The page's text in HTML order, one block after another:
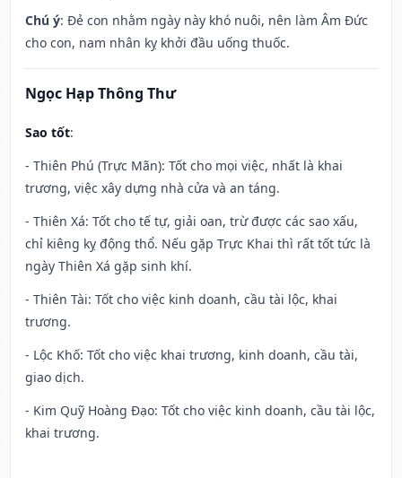
Chú ý: Đẻ con nhằm ngày này khó nuôi, nên làm Âm Đức
cho con, nam nhân kỵ khởi đầu uống thuốc.
Ngọc Hạp Thông Thư
Sao tốt:
- Thiên Phú (Trực Mãn): Tốt cho mọi việc, nhất là khai
trương, việc xây dựng nhà cửa và an táng.
- Thiên Xá: Tốt cho tế tự, giải oan, trừ được các sao xấu,
chỉ kiêng kỵ động thổ. Nếu gặp Trực Khai thì rất tốt tức là
ngày Thiên Xá gặp sinh khí.
- Thiên Tài: Tốt cho việc kinh doanh, cầu tài lộc, khai
trương.
- Lộc Khố: Tốt cho việc khai trương, kinh doanh, cầu tài,
giao dịch.
- Kim Quỹ Hoàng Đạo: Tốt cho việc kinh doanh, cầu tài lộc,
khai trương.